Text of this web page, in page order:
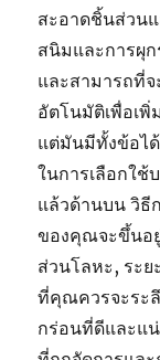
สะอาดชิ้นส่วน
สนิมและการผุ
และสามารถที่
อัตโนมัติเพื่อเ
แต่มันมีทั้งข้อได้
ในการเลือกใช้
แล้วด้านบน วิธี
ของคุณจะขึ้นอ
ส่วนโลหะ, ระย
ที่คุณควรจะระ
กร่อนที่ดีและแ
Green